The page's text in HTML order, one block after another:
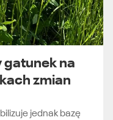
gatunek na
zmian
jednak bazę